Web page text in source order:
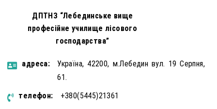
ДПТНЗ “Лебединське вище
професійне училище лісового
господарства”
aдресa:
Україна, 42200, м.Лебедин вул. 19 Серпня,
61.
телефон:
+380(5445)21361